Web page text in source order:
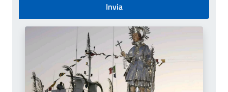
Invia